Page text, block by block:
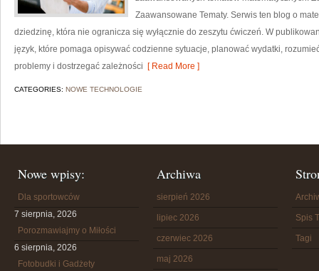
Zaawansowane Tematy. Serwis ten blog o
dziedzinę, która nie ogranicza się wyłącznie do zeszytu ćwiczeń. W
język, które pomaga opisywać codzienne sytuacje, planować wydatki,
problemy i dostrzegać zależności [ Read More ]
CATEGORIES: NOWE TECHNOLOGIE
Nowe wpisy:
Dla sportowców
7 sierpnia, 2026
Porozmawiajmy o Miłości
6 sierpnia, 2026
Fotobudki i Gadżety
Archiwa
sierpień 2026
lipiec 2026
czerwiec 2026
maj 2026
Spis
Tagi